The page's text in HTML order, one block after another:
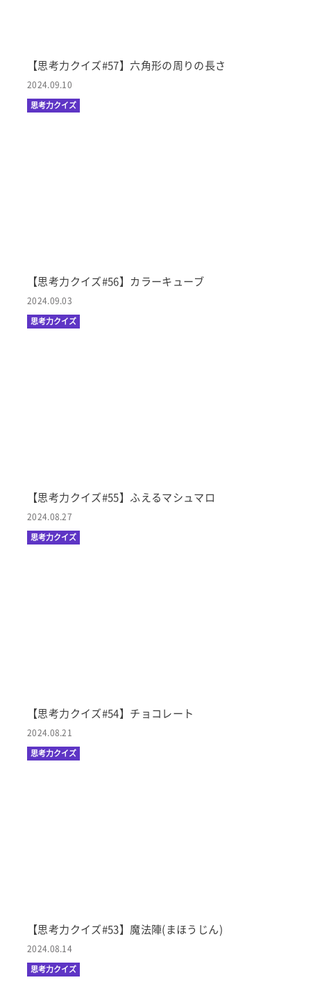
【思考力クイズ#57】六角形の周りの長さ
2024.09.10
思考力クイズ
【思考力クイズ#56】カラーキューブ
2024.09.03
思考力クイズ
【思考力クイズ#55】ふえるマシュマロ
2024.08.27
思考力クイズ
【思考力クイズ#54】チョコレート
2024.08.21
思考力クイズ
【思考力クイズ#53】魔法陣(まほうじん)
2024.08.14
思考力クイズ